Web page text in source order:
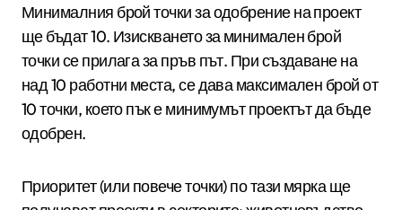
Минималния брой точки за одобрение на проект
ще бъдат 10. Изискването за минимален брой
точки се прилага за пръв път. При създаване на
над 10 работни места, се дава максимален брой от
10 точки, което пък е минимумът проектът да бъде
одобрен.
Приоритет (или повече точки) по тази мярка ще